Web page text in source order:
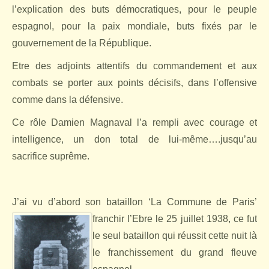
l’explication des buts démocratiques, pour le peuple
espagnol, pour la paix mondiale, buts fixés par le
gouvernement de la République.
Etre des adjoints attentifs du commandement et aux
combats se porter aux points décisifs, dans l’offensive
comme dans la défensive.
Ce rôle Damien Magnaval l’a rempli avec courage et
intelligence, un don total de lui-même….jusqu’au
sacrifice suprême.
J’ai vu d’abord son bataillon ‘La Commune de Paris’
franchir l’Ebre le 25 juillet 1938, ce fut
le seul bataillon qui réussit cette nuit là
le franchissement du grand fleuve